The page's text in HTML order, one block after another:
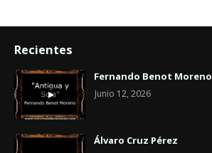
Recientes
Fernando Benot Moreno
Junio 12, 2026
Álvaro Cruz Pérez